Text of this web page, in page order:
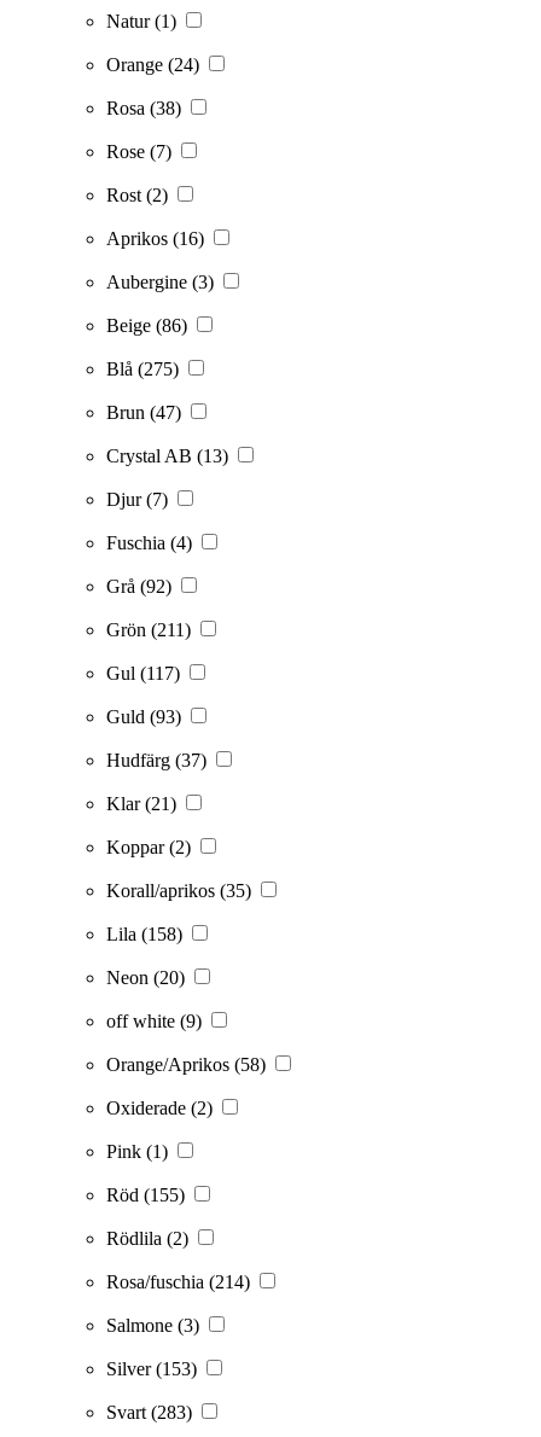
Natur(1)
Orange (24)
Rosa (38)
Rose (7)
Rost (2)
Aprikos (16)
Aubergine (3)
Beige (86)
Blå (275)
Brun (47)
Crystal AB (13)
Djur(7)
Fuschia (4)
Grå (92)
Grön (211)
Gul (117)
Guld (93)
Hudfärg (37)
Klar(21)
Koppar(2)
Korall/aprikos (35)
Lila (158)
Neon (20)
off white (9)
Orange/Aprikos (58)
Oxiderade (2)
Pink (1)
Röd (155)
Rödlila (2)
Rosa/fuschia (214)
Salmone (3)
Silver(153)
Svart (283)